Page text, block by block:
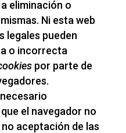
eliminación o
Ni esta web
legales pueden
o incorrecta
por parte de
el navegador no
aceptación de las